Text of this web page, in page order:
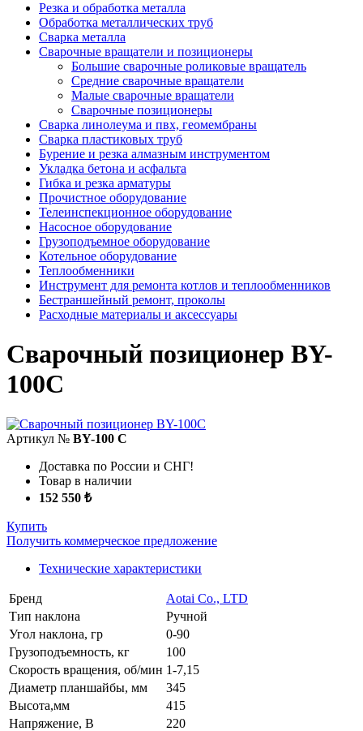
Резка и обработка металла
Обработка металлических труб
Сварка металла
Сварочные вращатели и позиционеры
Большие сварочные роликовые вращатель
Средние сварочные вращатели
Малые сварочные вращатели
Сварочные позиционеры
Сварка линолеума и пвх, геомембраны
Сварка пластиковых труб
Бурение и резка алмазным инструментом
Укладка бетона и асфальта
Гибка и резка арматуры
Прочистное оборудование
Телеинспекционное оборудование
Насосное оборудование
Грузоподъемное оборудование
Котельное оборудование
Теплообменники
Инструмент для ремонта котлов и теплообменников
Бестраншейный ремонт, проколы
Расходные материалы и аксессуары
Сварочный позиционер BY-
100C
Артикул № BY-100 C
Доставка по России и СНГ!
Товар в наличии
152 550 ₺
Купить
Получить коммерческое предложение
Технические характеристики
Бренд
Aotai Co., LTD
Тип наклона
Ручной
Угол наклона, гр
0-90
Грузоподъемность, кг
100
Скорость вращения, об/мин 1-7,15
Диаметр планшайбы, мм
345
Высота,мм
415
Напряжение, В
220